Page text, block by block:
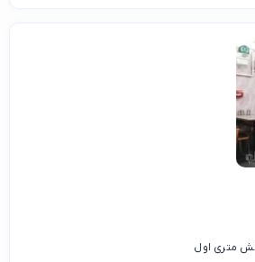
شش متری اول